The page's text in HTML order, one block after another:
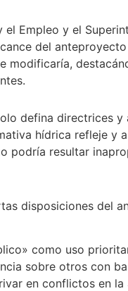
Empleo y el
del
defina directrices
hídrica refleje y
resultar
disposiciones del
como uso
sobre otros con
en conflictos en